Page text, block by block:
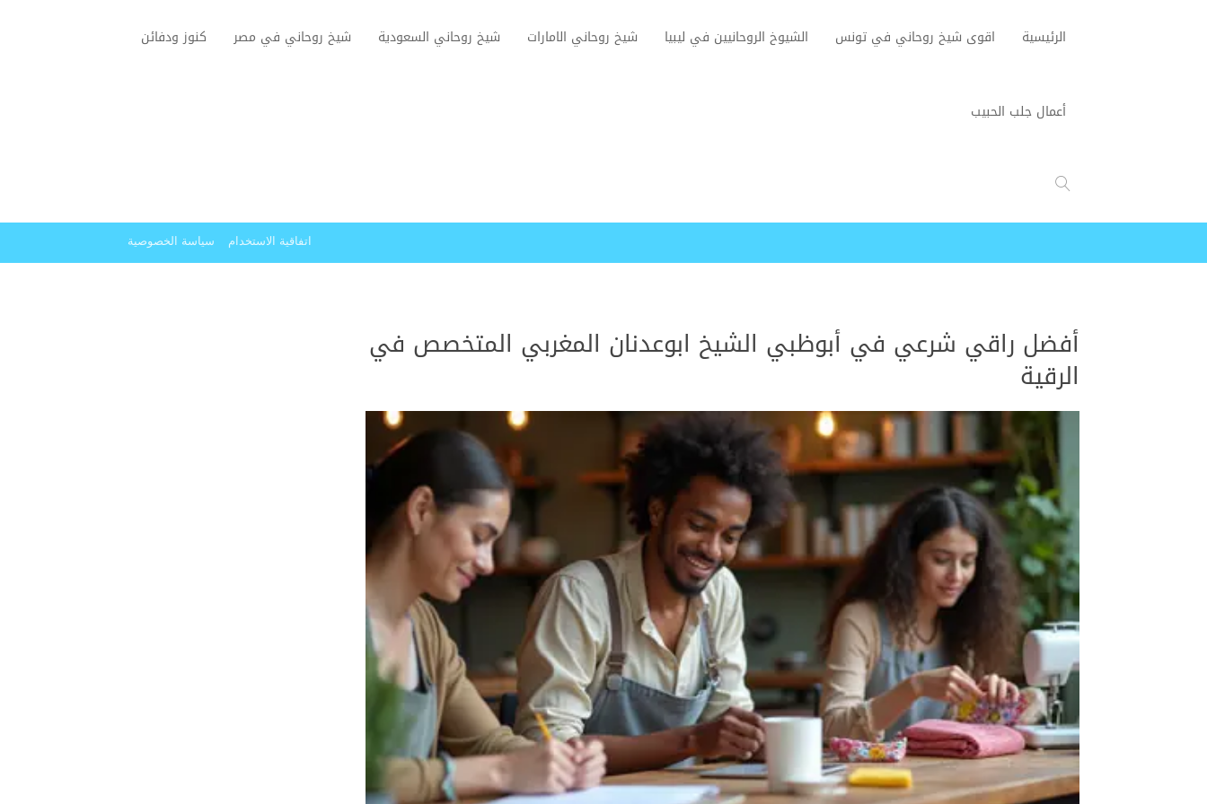
الرئيسية اقوى شيخ روحاني في تونس الشيوخ الروحانيين في ليبيا شيخ روحاني الامارات شيخ روحاني السعودية شيخ روحاني في مصر كنوز ودفائن
أعمال جلب الحبيب
اتفاقية الاستخدام سياسة الخصوصية
أفضل راقي شرعي في أبوظبي الشيخ ابوعدنان المغربي المتخصص في
الرقية